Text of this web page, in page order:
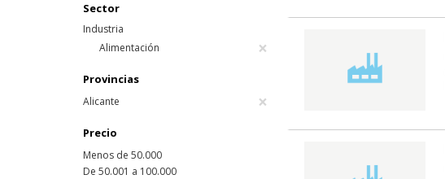
Sector
Industria
Alimentación
×
Provincias
Alicante ×
Precio
Menos de 50.000
De 50.001 a 100.000